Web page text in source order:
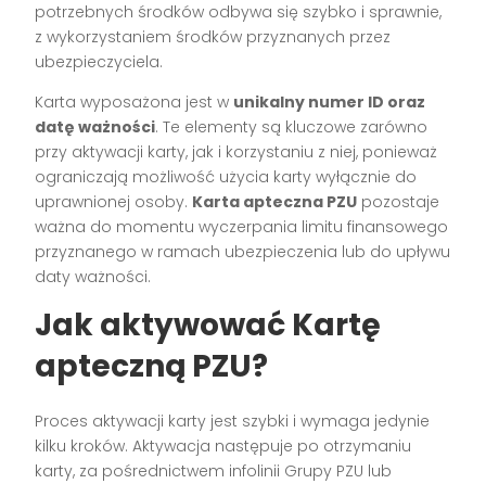
potrzebnych środków odbywa się szybko i sprawnie,
z wykorzystaniem środków przyznanych przez
ubezpieczyciela.
Karta wyposażona jest w unikalny numer ID oraz
datę ważności. Te elementy są kluczowe zarówno
przy aktywacji karty, jak i korzystaniu z niej, ponieważ
ograniczają możliwość użycia karty wyłącznie do
uprawnionej osoby. Karta apteczna PZU pozostaje
ważna do momentu wyczerpania limitu finansowego
przyznanego w ramach ubezpieczenia lub do upływu
daty ważności.
Jak aktywować Kartę
apteczną PZU?
Proces aktywacji karty jest szybki i wymaga jedynie
kilku kroków. Aktywacja następuje po otrzymaniu
karty, za pośrednictwem infolinii Grupy PZU lub